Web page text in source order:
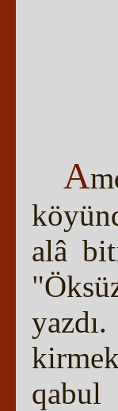
A
alâ